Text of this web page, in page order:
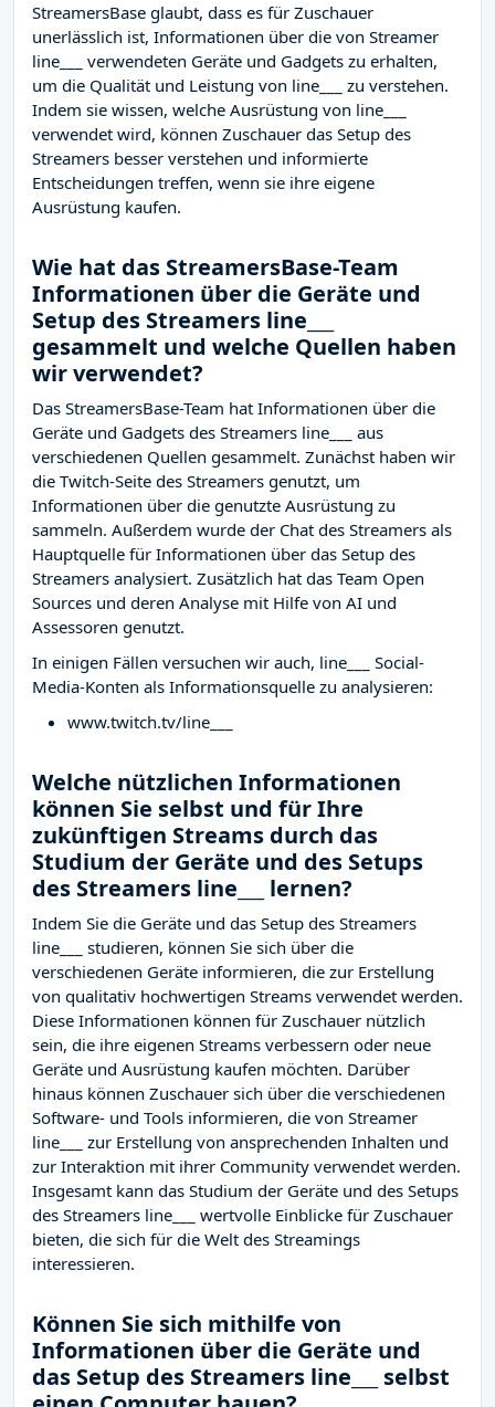
StreamersBase glaubt, dass es für Zuschauer
unerlässlich ist, Informationen über die von Streamer
line___ verwendeten Geräte und Gadgets zu erhalten,
um die Qualität und Leistung von line___ zu verstehen.
Indem sie wissen, welche Ausrüstung von line___
verwendet wird, können Zuschauer das Setup des
Streamers besser verstehen und informierte
Entscheidungen treffen, wenn sie ihre eigene
Ausrüstung kaufen.
Wie hat das StreamersBase-Team
Informationen über die Geräte und
Setup des Streamers line___
gesammelt und welche Quellen haben
wir verwendet?
Das StreamersBase-Team hat Informationen über die
Geräte und Gadgets des Streamers line___ aus
verschiedenen Quellen gesammelt. Zunächst haben wir
die Twitch-Seite des Streamers genutzt, um
Informationen über die genutzte Ausrüstung zu
sammeln. Außerdem wurde der Chat des Streamers als
Hauptquelle für Informationen über das Setup des
Streamers analysiert. Zusätzlich hat das Team Open
Sources und deren Analyse mit Hilfe von AI und
Assessoren genutzt.
In einigen Fällen versuchen wir auch, line___ Social-
Media-Konten als Informationsquelle zu analysieren:
www.twitch.tv/line___
Welche nützlichen Informationen
können Sie selbst und für Ihre
zukünftigen Streams durch das
Studium der Geräte und des Setups
des Streamers line___ lernen?
Indem Sie die Geräte und das Setup des Streamers
line___ studieren, können Sie sich über die
verschiedenen Geräte informieren, die zur Erstellung
von qualitativ hochwertigen Streams verwendet werden.
Diese Informationen können für Zuschauer nützlich
sein, die ihre eigenen Streams verbessern oder neue
Geräte und Ausrüstung kaufen möchten. Darüber
hinaus können Zuschauer sich über die verschiedenen
Software- und Tools informieren, die von Streamer
line___ zur Erstellung von ansprechenden Inhalten und
zur Interaktion mit ihrer Community verwendet werden.
Insgesamt kann das Studium der Geräte und des Setups
des Streamers line___ wertvolle Einblicke für Zuschauer
bieten, die sich für die Welt des Streamings
interessieren.
Können Sie sich mithilfe von
Informationen über die Geräte und
das Setup des Streamers line___ selbst